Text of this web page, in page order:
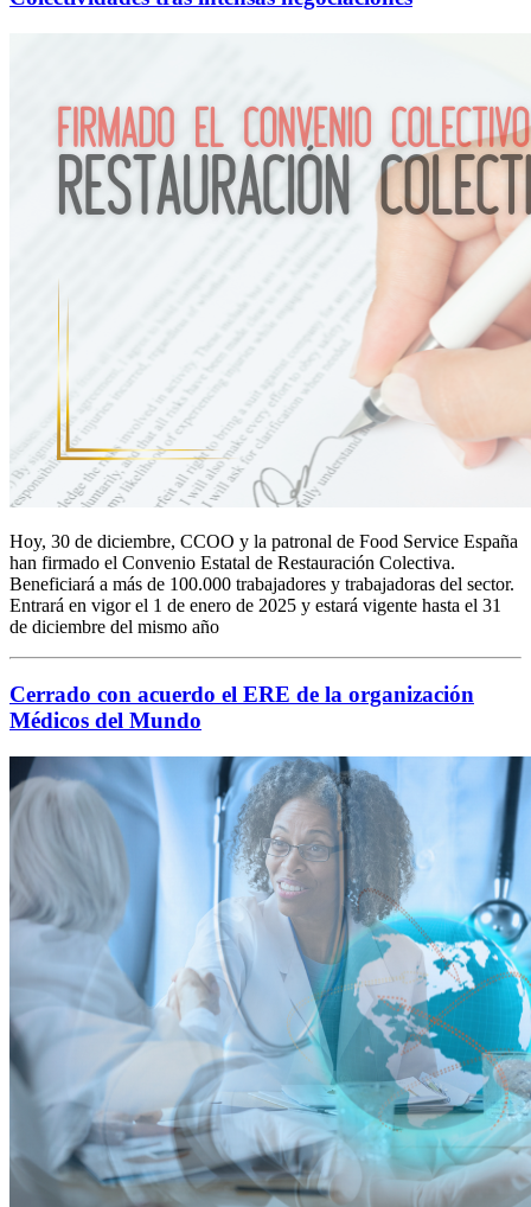
Hoy, 30 de diciembre, CCOO y la patronal de Food Service España
han firmado el Convenio Estatal de Restauración Colectiva.
Beneficiará a más de 100.000 trabajadores y trabajadoras del sector.
Entrará en vigor el 1 de enero de 2025 y estará vigente hasta el 31
de diciembre del mismo año
Cerrado con acuerdo el ERE de la organización
Médicos del Mundo